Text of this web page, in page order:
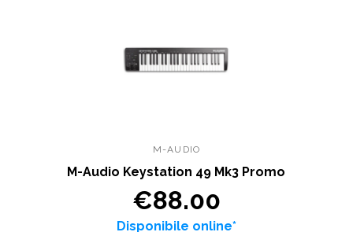
M-AUDIO
M-Audio Keystation 49 Mk3 Promo
€88.00
Disponibile online*